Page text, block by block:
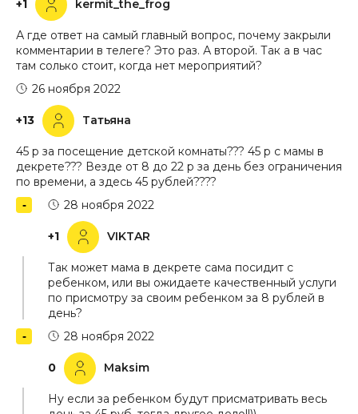
+1 kermit_the_frog
А где ответ на самый главный вопрос, почему закрыли
комментарии в телеге? Это раз. А второй. Так а в час
там солько стоит, когда нет мероприятий?
+13 Татьяна
26 ноября 2022
45 р за посещение детской комнаты??? 45 р с мамы в
декрете??? Везде от 8 до 22 р за день без ограничения
по времени, а здесь 45 рублей????
+1 VIKTAR
28 ноября 2022
Так может мама в декрете сама посидит с
ребенком, или вы ожидаете качественный услуги
по присмотру за своим ребенком за 8 рублей в
день?
0 Maksim
28 ноября 2022
Ну если за ребенком будут присматривать весь